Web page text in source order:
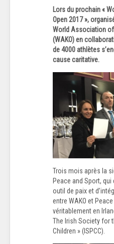
Lors du prochain «
Open 2017 »,
World Association
(WAKO) en
de 4000 athlètes
cause caritative.
Trois mois après la
Peace and Sport,
outil de paix et
entre WAKO et
véritablement en
The Irish Society for
Children » (ISPCC).